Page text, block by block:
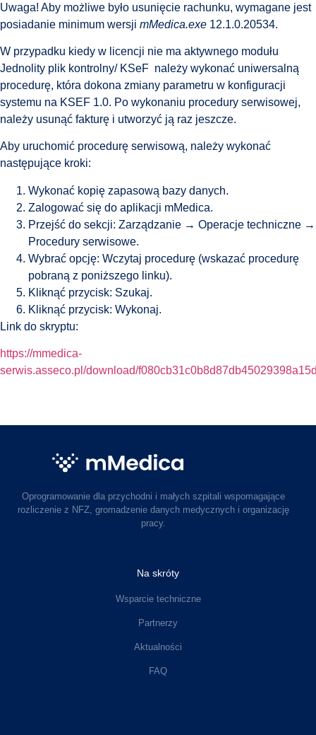
Uwaga! Aby możliwe było usunięcie rachunku, wymagane jest
posiadanie minimum wersji mMedica.exe 12.1.0.20534.
W przypadku kiedy w licencji nie ma aktywnego modułu
Jednolity plik kontrolny/ KSeF należy wykonać uniwersalną
procedurę, która dokona zmiany parametru w konfiguracji
systemu na KSEF 1.0. Po wykonaniu procedury serwisowej,
należy usunąć fakturę i utworzyć ją raz jeszcze.
Aby uruchomić procedurę serwisową, należy wykonać
następujące kroki:
Wykonać kopię zapasową bazy danych.
Zalogować się do aplikacji mMedica.
Przejść do sekcji: Zarządzanie → Operacje techniczne →
Procedury serwisowe.
Wybrać opcję: Wczytaj procedurę (wskazać procedurę
pobraną z poniższego linku).
Kliknąć przycisk: Szukaj.
Kliknąć przycisk: Wykonaj.
Link do skryptu:
https://mmedica-
serwis.asseco.pl/download/
Oprogramowanie dla przychodni i małych szpitali wspomagające
rozliczenie z NFZ, gromadzenie danych medycznych i organizację
pracy.
Na skróty
Wsparcie techniczne
Partnerzy
Aktualności
FAQ